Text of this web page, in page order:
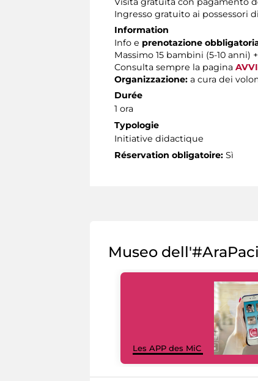
Ingresso gratuito ai possessori di
Information
Info e prenotazione
Massimo 15 bambini (5-10 anni)
Consulta sempre la pagina
Organizzazione: a cura dei
Durée
1 ora
Typologie
Initiative didactique
Réservation obligatoire: Sì
Museo
Les APP des MiC